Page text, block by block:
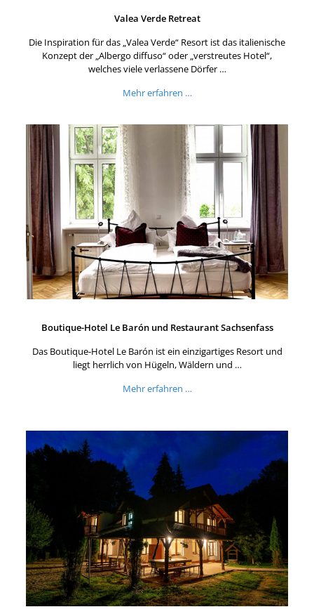
Valea Verde Retreat
Die Inspiration für das „Valea Verde“ Resort ist das italienische
Konzept der „Albergo diffuso“ oder „verstreutes Hotel“,
welches viele verlassene Dörfer …
Mehr erfahren …
Boutique-Hotel Le Barón und Restaurant Sachsenfass
Das Boutique-Hotel Le Barón ist ein einzigartiges Resort und
liegt herrlich von Hügeln, Wäldern und …
Mehr erfahren …